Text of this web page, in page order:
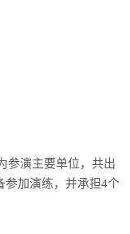
参演主要单位，共出
参加演练，并承担4个